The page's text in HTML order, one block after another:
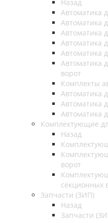
Назад
Автоматика
Автоматика
Автоматика
Автоматика
Автоматика
Автоматика
ворот
Комплекты
Автоматика
Автоматика
Автоматика
Комплектующие
Назад
ворот
секционных
Запчасти (ЗИП)
Назад
Запчасти